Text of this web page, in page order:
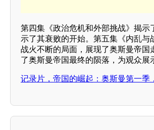
第四集《政治危机和外部挑战》揭
示了其衰败的开始。第五集《内乱
战火不断的局面，展现了奥斯曼帝
了奥斯曼帝国最终的陨落，为观众展
记录片，帝国的崛起：奥斯曼第一季